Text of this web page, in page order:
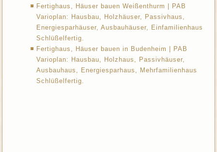
Fertighaus, Häuser bauen Weißenthurm | PAB
Varioplan: Hausbau, Holzhäuser, Passivhaus,
Energiesparhäuser, Ausbauhäuser, Einfamilienhaus
Schlüßelfertig.
Fertighaus, Häuser bauen in Budenheim | PAB
Varioplan: Hausbau, Holzhaus, Passivhäuser,
Ausbauhaus, Energiesparhaus, Mehrfamilienhaus
Schlüßelfertig.